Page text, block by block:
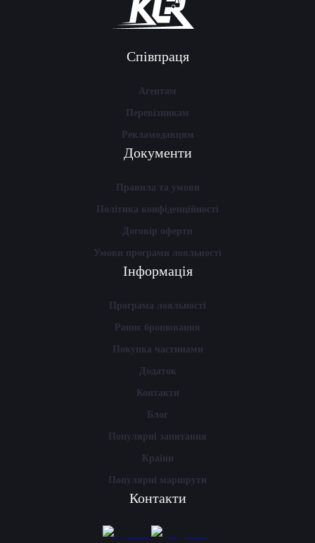
Співпраця
Агентам
Перевізникам
Рекламодавцям
Документи
Правила та умови
Політика конфіденційності
Договір оферти
Умови програми лояльності
Інформація
Програма лояльності
Раннє бронювання
Покупка частинами
Додаток
Контакти
Блог
Популярні запитання
Країни
Популярні маршрути
Контакти